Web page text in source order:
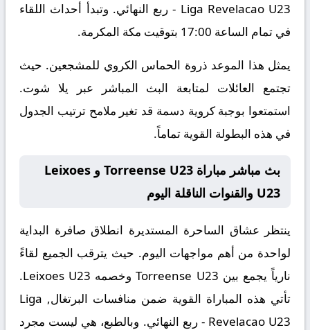
Liga Revelacao U23 - ربع النهائي. وتبدأ أحداث اللقاء
في تمام الساعة 17:00 بتوقيت مكة المكرمة.
يمثل هذا الموعد ذروة الحماس الكروي للمشجعين. حيث
تجتمع العائلات لمتابعة البث المباشر عبر يلا شوت.
استمتعوا بوجبة كروية دسمة قد تغير ملامح ترتيب الجدول
في هذه البطولة القوية تماماً.
بث مباشر مباراة Torreense U23 و Leixoes
U23 والقنوات الناقلة اليوم
ينتظر عشاق الساحرة المستديرة انطلاق صافرة البداية
لواحدة من أهم مواجهات اليوم. حيث يترقب الجميع لقاءً
نارياً يجمع بين Torreense U23وخصمه Leixoes U23
.
تأتي هذه المباراة القوية ضمن منافسات
البرتغال, Liga
Revelacao U23 - ربع النهائي
. وبالطبع، هي ليست مجرد